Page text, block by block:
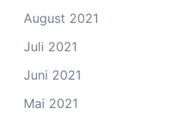
August 2021
Juli 2021
Juni 2021
Mai 2021